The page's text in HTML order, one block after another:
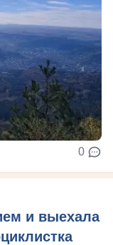
0
и выехала